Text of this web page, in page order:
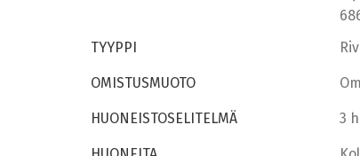
TYYPPI
OMISTUSMUOTO
HUONEISTOSELITELMÄ 3